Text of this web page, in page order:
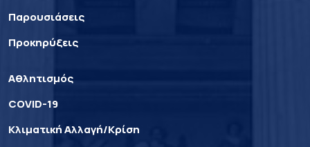
Παρουσιάσεις
Προκηρύξεις
Αθλητισμός
COVID-19
Κλιματική Αλλαγή/Κρίση